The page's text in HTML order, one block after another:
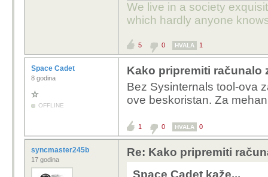
We live in a society
which hardly anyone
5 0 HVALA 1
Space Cadet
8 godina
OFFLINE
Kako pripremiti računalo
Bez Sysinternals tool-ova
ove beskoristan. Za
1 0 HVALA 0
syncmaster245b
17 godina
Re: Kako pripremiti
Space Cadet kaže...